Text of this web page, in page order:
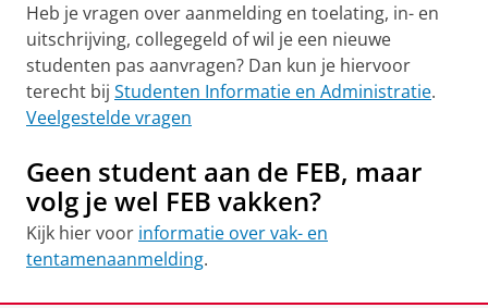
Heb je vragen over aanmelding en toelating, in- en
uitschrijving, collegegeld of wil je een nieuwe
studenten pas aanvragen? Dan kun je hiervoor
terecht bij Studenten Informatie en Administratie.
Veelgestelde vragen
Geen student aan de FEB, maar
volg je wel FEB vakken?
Kijk hier voor informatie over vak- en
tentamenaanmelding.